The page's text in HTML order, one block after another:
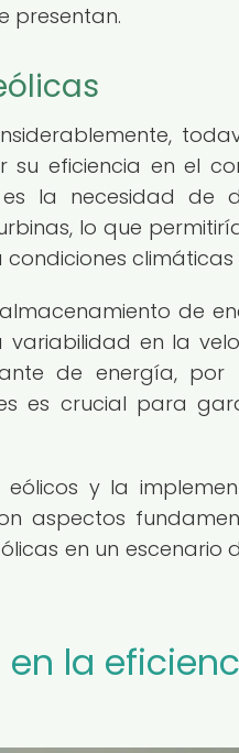
presentan.
eficiencia en el
la necesidad de
lo que
climáticas
de
variabilidad en la
de energía,
es crucial para
y la
aspectos
en un escenario
la